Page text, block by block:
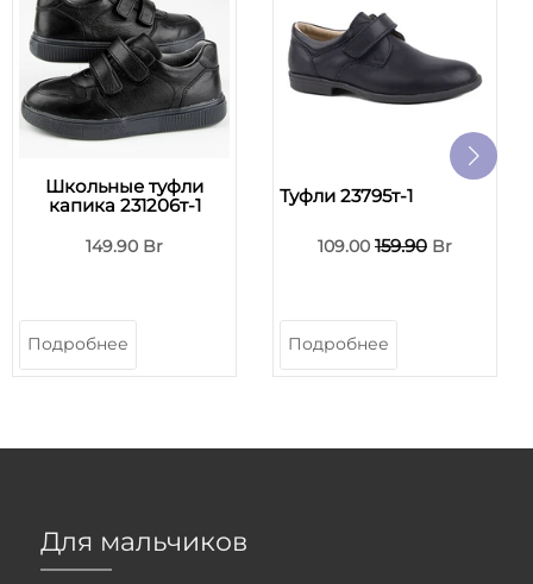
Школьные туфли
капика 231206т-1
149.90 Br
Подробнее
Туфли 23795т-1
109.00 159.90 Br
Подробнее
Для мальчиков